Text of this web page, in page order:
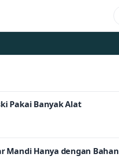
Pakai Banyak Alat
Mandi Hanya dengan Bahan